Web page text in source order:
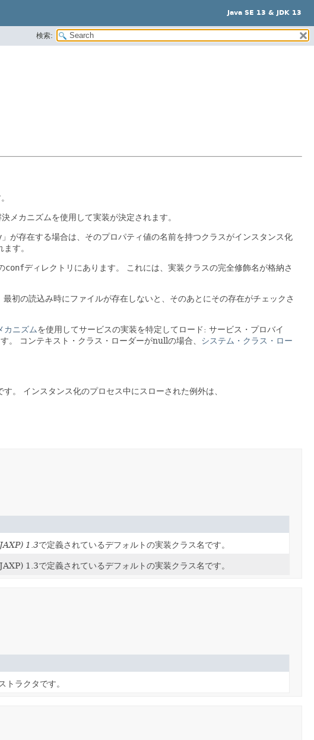
Java SE 13 & JDK 13
検索:
メカニズムを使用して実装が決定されます。
」が存在する場合は、そのプロパティ値の名前を持つクラスがインスタンス化
す。
confディレクトリにあります。
これには、実装クラスの完全修飾名が格納さ
最初の読込み時にファイルが存在しないと、そのあとにその存在がチェックさ
カニズムを使用してサービスの実装を特定してロード: サービス・プロバイ
。 コンテキスト・クラス・ローダーがnullの場合、 システム・クラス・ロー
。 インスタンス化のプロセス中にスローされた例外は、
1.3で定義されているデフォルトの実装クラス名です。
1.3で定義されているデフォルトの実装クラス名です。
ラクタです。